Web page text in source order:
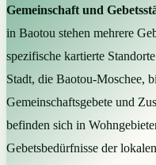
Gemeinschaft und
in Baotou stehen mehrere
spezifische kartierte
Stadt, die Baotou-Moschee,
Gemeinschaftsgebete und
befinden sich in
Gebetsbedürfnisse der